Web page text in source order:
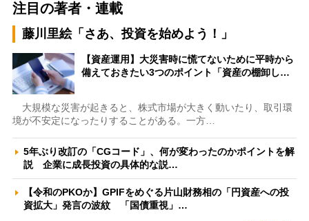
注目の著者・連載
藤川里絵「さあ、投資を始めよう！」
【資産運用】大災害時に慌てないために平時から
備えておきたい3つのポイント「資産の棚卸し…
大規模な災害が起きると、株式市場が大きく動いたり、取引環
境が不安定になったりすることがある。一方…
5年ぶり改訂の「CGコード」、何が変わったのかポイントを解
説 企業に成長投資の具体的な説…
【令和のPKOか】GPIFをめぐる片山財務相の「円資産への投
資拡大」発言の波紋 「国債重視」…